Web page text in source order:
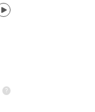
?